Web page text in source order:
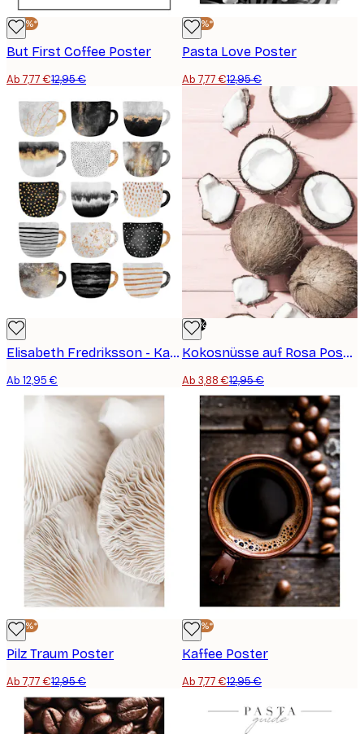
-40%*
But First Coffee Poster
Ab 7,77 €12,95 €
-40%*
Pasta Love Poster
Ab 7,77 €12,95 €
Elisabeth Fredriksson - Kaffeetassen Poster
Ab 12,95 €
-70%
Kokosnüsse auf Rosa Poster
Ab 3,88 €12,95 €
-40%*
Pilz Traum Poster
Ab 7,77 €12,95 €
-40%*
Kaffee Poster
Ab 7,77 €12,95 €